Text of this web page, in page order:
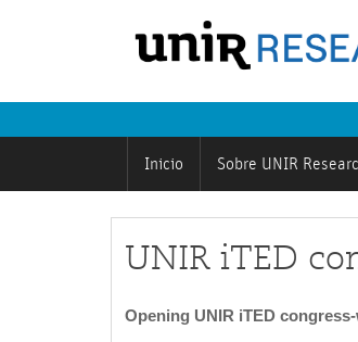
Inicio Sobre UNIR
UNIR iTED
Opening UNIR iTED